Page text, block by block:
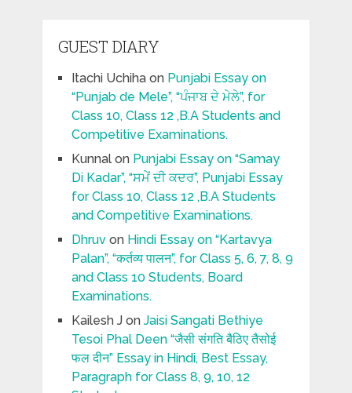
GUEST DIARY
Itachi Uchihaon Punjabi Essay on
“Punjab de Mele”, “ਪੰਜਾਬ ਦੇ ਮੇਲੇ”, for
Class 10, Class 12 ,B.A Students and
Competitive Examinations.
Kunnalon Punjabi Essay on “Samay
Di Kadar”, “ਸਮੇਂ ਦੀ ਕਦਰ”, Punjabi Essay
for Class 10, Class 12 ,B.A Students
and Competitive Examinations.
Dhruvon Hindi Essay on “Kartavya
Palan”, “कर्तव्य पालन”, for Class 5, 6, 7, 8, 9
and Class 10 Students, Board
Examinations.
Kailesh Jon Jaisi Sangati Bethiye
Tesoi Phal Deen “जैसी संगति बैठिए तैसोई
फल दीन” Essay in Hindi, Best Essay,
Paragraph for Class 8, 9, 10, 12